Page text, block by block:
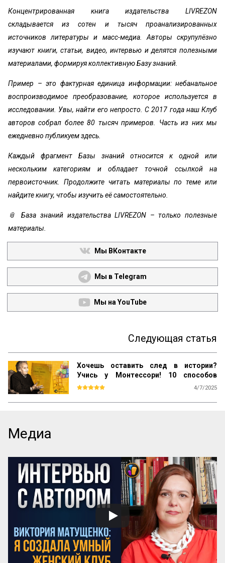
Концентрированная книга издательства LIVREZON
складывается из сотен и тысяч проанализированных
источников литературы и масс-медиа. Авторы скрупулёзно
изучают книги, статьи, видео, интервью и делятся полезными
материалами, формируя коллективную Базу знаний.
Пример – это фактурная единица информации: небанальное
воспроизводимое преобразование, которое используется в
исследовании. Увы, найти его непросто. С 2017 года наш Клуб
авторов собрал более 80 тысяч примеров. Часть из них мы
ежедневно публикуем здесь.
Каждый фрагмент Базы знаний относится к одной или
нескольким категориям и обладает точной ссылкой на
первоисточник. Продолжите читать материалы по теме или
найдите книгу, чтобы изучить её самостоятельно.
📎 База знаний издательства LIVREZON – только полезные
материалы.
Мы ВКонтакте
Мы в Telegram
Мы на YouTube
Следующая статья
Хочешь оставить след в истории?
Учись у Монтессори! 10 способов
сохранить наследие
4/7/2025
можно найти, изучив опыт Марии
Монтессори — педагога, который не
только разработал уникальную систему
воспитания, но и создал механизм её
сохранения и развития по всему миру.
Эти вопросы особенно актуальны для
женщин-новаторов, которые
разрабатывают авторские методики, но
сталкиваются с трудностями в их
продвижении и институ...
Медиа